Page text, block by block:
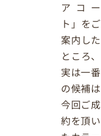
アコー
ト」をご
案内した
ところ、
実は一番
の候補は
今回ご成
約を頂い